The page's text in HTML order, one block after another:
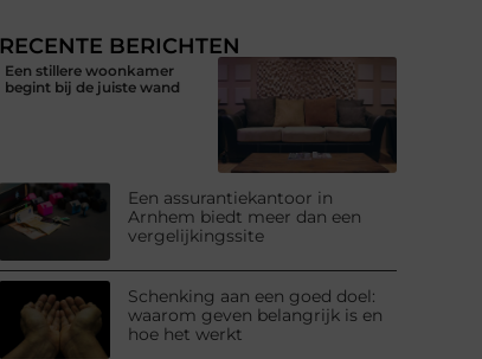
RECENTE BERICHTEN
Een stillere woonkamer
begint bij de juiste wand
Een assurantiekantoor in
Arnhem biedt meer dan een
vergelijkingssite
Schenking aan een goed doel:
waarom geven belangrijk is en
hoe het werkt